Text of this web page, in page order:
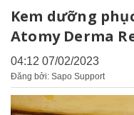
Kem dưỡng
Atomy Derma
04:12 07/02/2023
Đăng bởi: Sapo Support